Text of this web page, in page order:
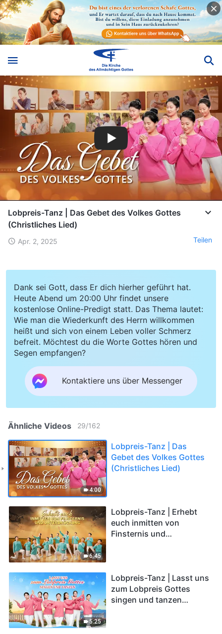
Lobpreis-Tanz | Das Gebet des Volkes Gottes
(Christliches Lied)
Apr. 2, 2025 Teilen
Dank sei Gott, dass Er dich hierher geführt hat.
Heute Abend um 20:00 Uhr findet unsere
kostenlose Online-Predigt statt. Das Thema lautet:
Wie man die Wiederkunft des Herrn willkommen
heißt und sich von einem Leben voller Schmerz
befreit. Möchtest du die Worte Gottes hören und
Segen empfangen?
Kontaktiere uns über Messenger
Ähnliche Videos 29/162
4:00
Lobpreis-Tanz | Das
Gebet des Volkes Gottes
(Christliches Lied)
6:45
Lobpreis-Tanz | Erhebt
euch inmitten von
Finsternis und
5:25
Lobpreis-Tanz | Lasst uns
zum Lobpreis Gottes
singen und tanzen